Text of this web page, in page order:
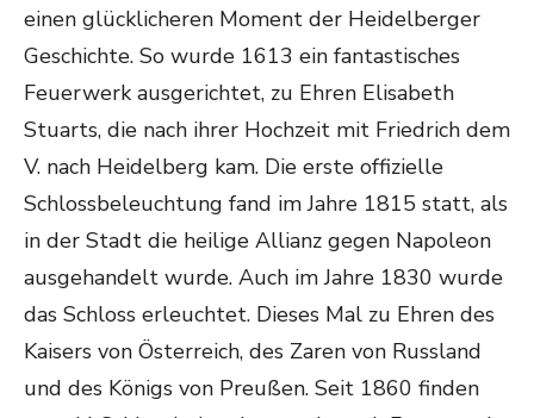
einen glücklicheren Moment der Heidelberger
Geschichte. So wurde 1613 ein fantastisches
Feuerwerk ausgerichtet, zu Ehren Elisabeth
Stuarts, die nach ihrer Hochzeit mit Friedrich dem
V. nach Heidelberg kam. Die erste offizielle
Schlossbeleuchtung fand im Jahre 1815 statt, als
in der Stadt die heilige Allianz gegen Napoleon
ausgehandelt wurde. Auch im Jahre 1830 wurde
das Schloss erleuchtet. Dieses Mal zu Ehren des
Kaisers von Österreich, des Zaren von Russland
und des Königs von Preußen. Seit 1860 finden